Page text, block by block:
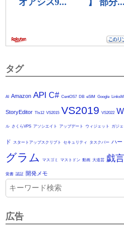
タグ
AI Amazon API C# CentOS7 DB eSIM Google
StoryEditor Tls12 VS2015 VS2019 VS2022
ル さくらVPS アソシエイト アップデート ウィジェット ガジェ
ド スタートアップスクリプト セキュリティ タスクバー ハー
グラム
マスゴミ マストドン 動画 大道芸 戯言
覚書 認証 開発メモ
広告